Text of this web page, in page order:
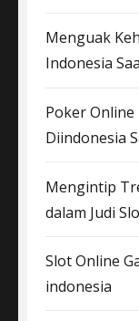
Menguak
Indonesia
Poker
Diindonesia
Mengintip
dalam Judi
Slot Online
indonesia